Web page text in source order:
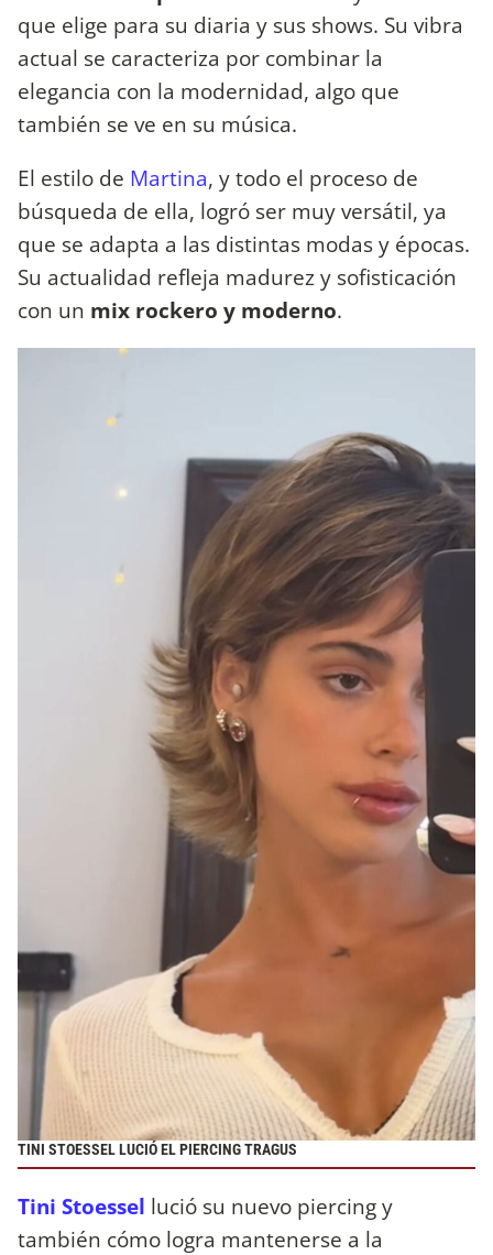
que elige para su diaria y sus shows. Su vibra
actual se caracteriza por combinar la
elegancia con la modernidad, algo que
también se ve en su música.
El estilo de Martina, y todo el proceso de
búsqueda de ella, logró ser muy versátil, ya
que se adapta a las distintas modas y épocas.
Su actualidad refleja madurez y sofisticación
con un mix rockero y moderno.
TINI STOESSEL LUCIÓ EL PIERCING TRAGUS
Tini Stoessel lució su nuevo piercing y
también cómo logra mantenerse a la